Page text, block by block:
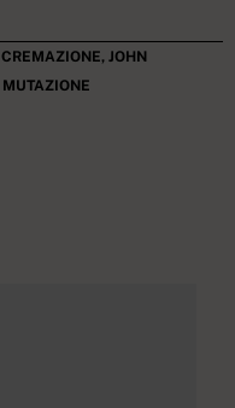
CREMAZIONE, JOHN
MUTAZIONE